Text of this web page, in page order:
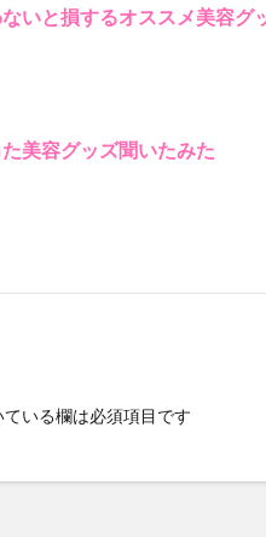
ないと損するオススメ美容
美容グッズ聞いたみた
ている欄は必須項目です